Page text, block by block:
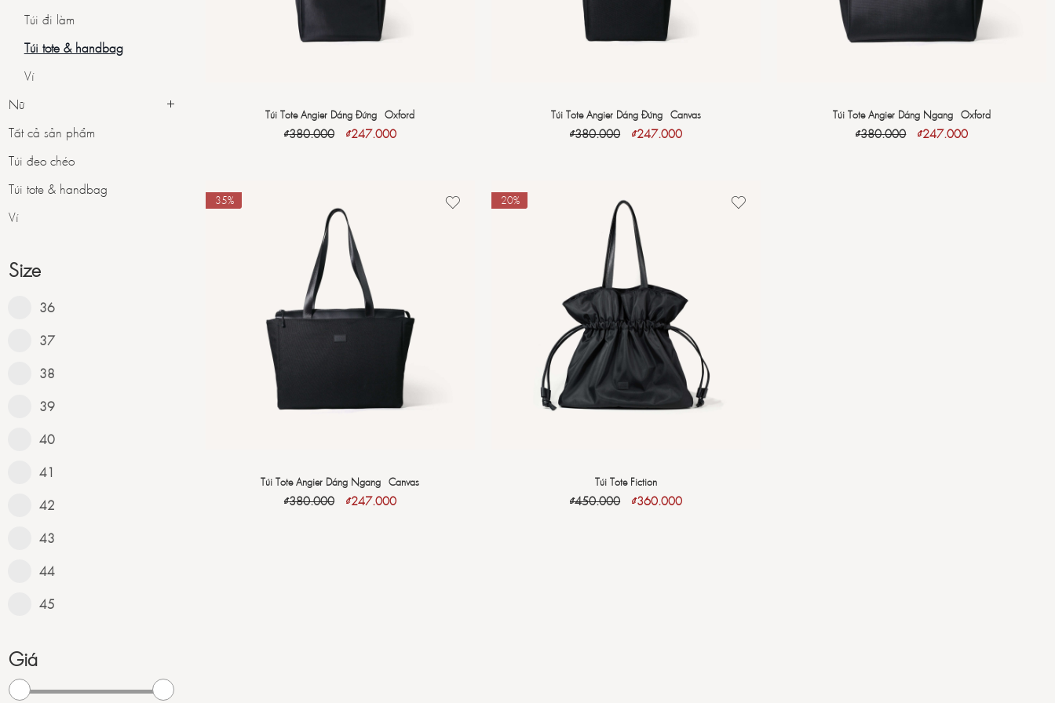
Túi Tote Angier Dáng Đứng - Oxford
₫380.000 ₫247.000
Túi Tote Angier Dáng Đứng - Canvas
₫380.000 ₫247.000
Túi Tote Angier Dáng Ngang - Oxford
₫380.000 ₫247.000
-35%
Túi Tote Angier Dáng Ngang - Canvas
₫380.000 ₫247.000
-20%
Túi Tote Fiction
₫450.000 ₫360.000
Túi đi làm
Túi tote & handbag
Ví
Nữ
Tất cả sản phẩm
Túi đeo chéo
Túi tote & handbag
Ví
Size
36
37
38
39
40
41
42
43
44
45
Giá